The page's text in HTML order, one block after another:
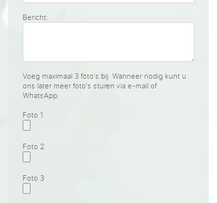
Bericht:
Voeg maximaal 3 foto's bij. Wanneer nodig kunt u
ons later meer foto's sturen via e-mail of
WhatsApp.
Foto 1
Foto 2
Foto 3